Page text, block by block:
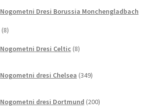
Nogometni Dresi Borussia Monchengladbach
88
Nogometni Dresi Celtic 8izdelkov
Nogometni dresi Chelsea 349izdelkov
Nogometni dresi Dortmund 200izdelkov